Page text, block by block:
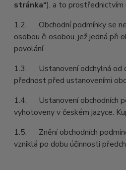
stránka“), a to prostřednictvím
1.2. Obchodní podmínky se
osobou či osobou, jež jedná při
povolání.
1.3. Ustanovení odchylná od
přednost před ustanoveními
1.4. Ustanovení obchodních
vyhotoveny v českém jazyce.
1.5. Znění obchodních
vzniklá po dobu účinnosti